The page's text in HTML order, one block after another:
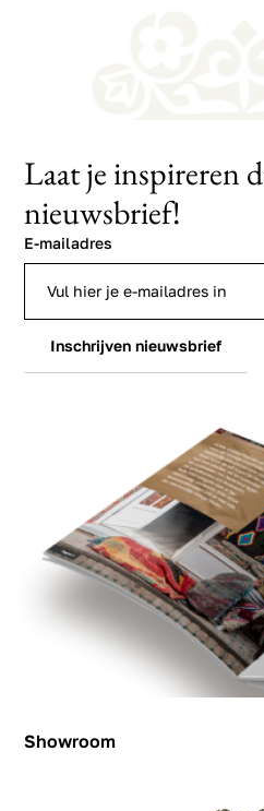
Showroom
Laat je inspireren
nieuwsbrief!
E-mailadres
Inschrijven nieuwsbrief